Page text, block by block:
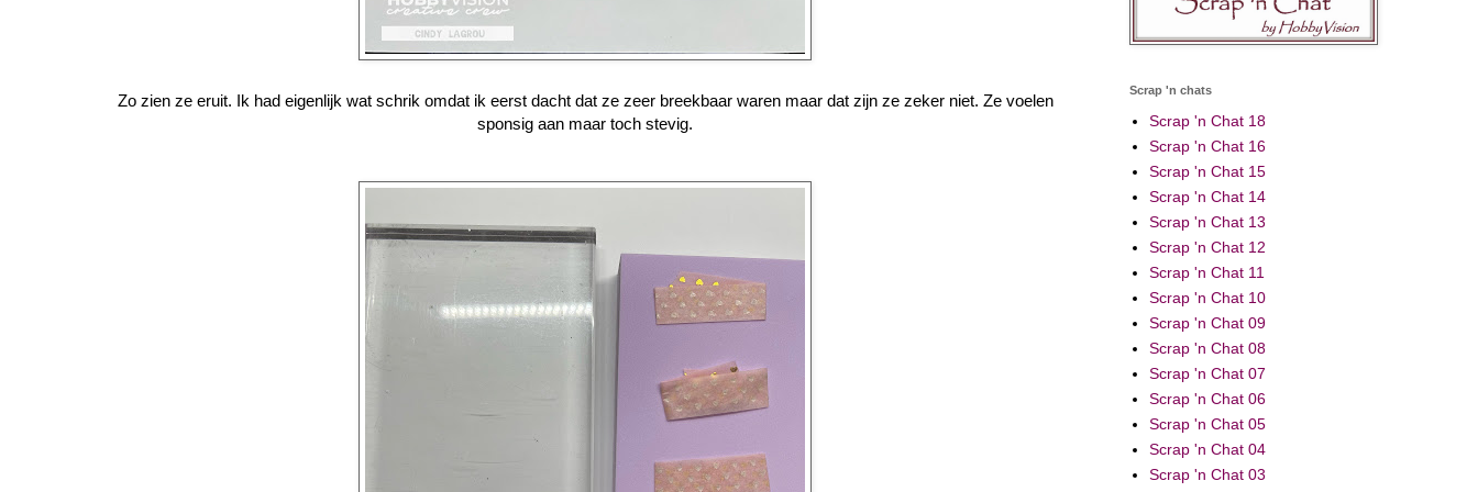
Zo zien ze eruit. Ik had eigenlijk wat schrik omdat ik eerst dacht dat ze zeer breekbaar waren maar dat zijn ze zeker niet. Ze voelen
sponsig aan maar toch stevig.
Scrap 'n chats
Scrap 'n Chat 18
Scrap 'n Chat 16
Scrap 'n Chat 15
Scrap 'n Chat 14
Scrap 'n Chat 13
Scrap 'n Chat 12
Scrap 'n Chat 11
Scrap 'n Chat 10
Scrap 'n Chat 09
Scrap 'n Chat 08
Scrap 'n Chat 07
Scrap 'n Chat 06
Scrap 'n Chat 05
Scrap 'n Chat 04
Scrap 'n Chat 03